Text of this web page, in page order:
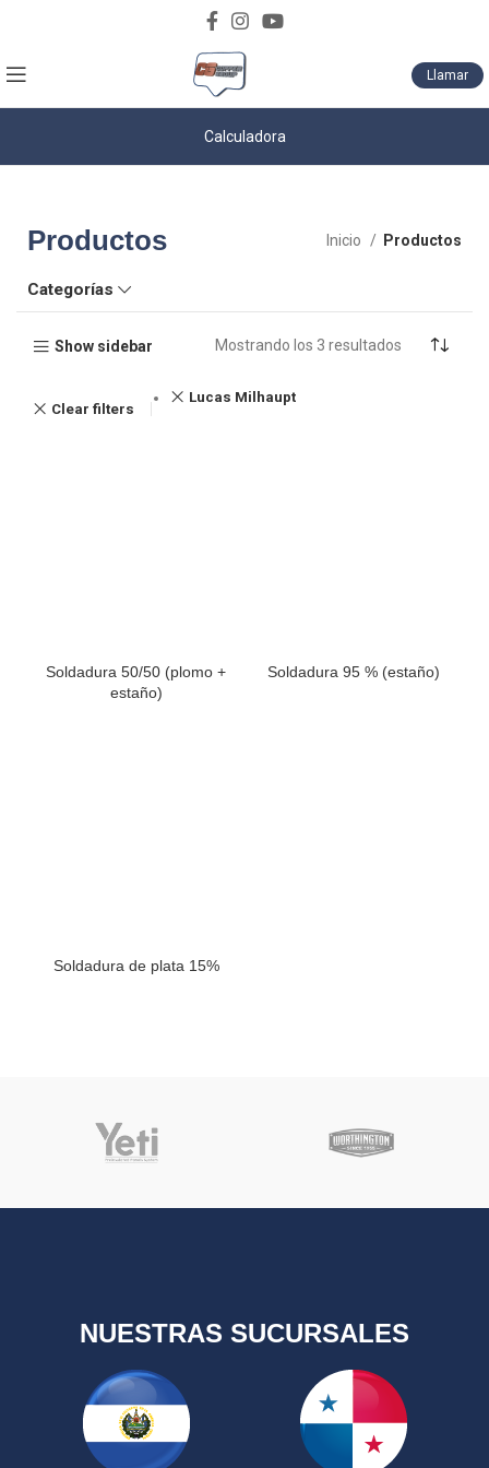
Llamar
Calculadora
Productos Inicio Productos
Categorías
Show sidebar Mostrando los 3 resultados
Clear filters
Lucas Milhaupt
Soldadura 50/50 (plomo +
estaño)
Soldadura 95 % (estaño)
Soldadura de plata 15%
NUESTRAS SUCURSALES
Descarga nuestro catálogo de productos